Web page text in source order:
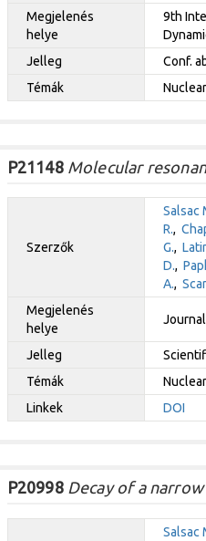
Megjelenés
helye
9th
Jelleg
Conf.
Témák
P21148Molecular
Szerzők
Salsac
R.,
G.,
D.,
A.,
Megjelenés
helye
Jelleg
Témák
Linkek
DOI
P20998Decay of a narrow
Salsac